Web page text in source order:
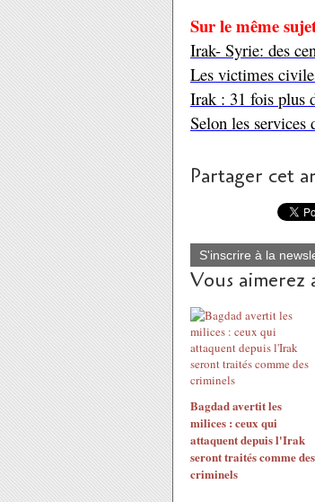
Sur le même
Irak- Syrie: des
Les victimes
Irak : 31 fois plus
Selon les services
Partager cet
S'inscrire à la
Vous aimerez
Bagdad avertit les
milices : ceux qui
attaquent depuis l'Irak
seront traités comme des
criminels